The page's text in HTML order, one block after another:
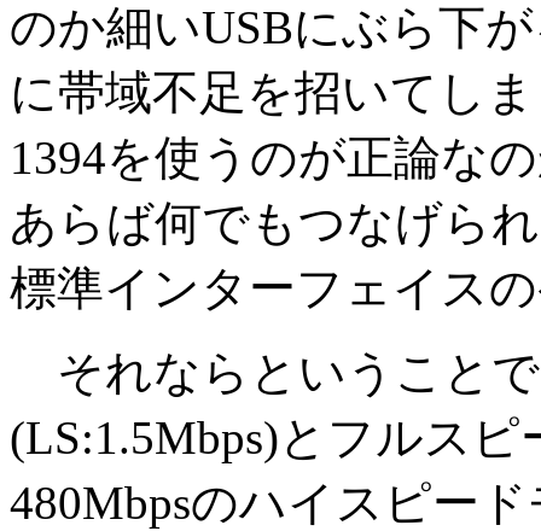
のか細いUSBにぶら下
に帯域不足を招いてし
1394を使うのが正論な
あらば何でもつなげら
標準インターフェイス
それならということ
(LS:1.5Mbps)とフルス
480Mbpsのハイスピー